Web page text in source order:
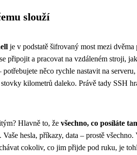
slouží
je v podstatě šifrovaný most mezi
připojit a pracovat na vzdáleném stroji,
něco rychle nastavit na
kilometrů daleko. Právě tady SSH
Hlavně to, že všechno, co posíláte
. Vaše hesla, příkazy, data – prostě
cokoliv, co jim přijde pod ruku, je